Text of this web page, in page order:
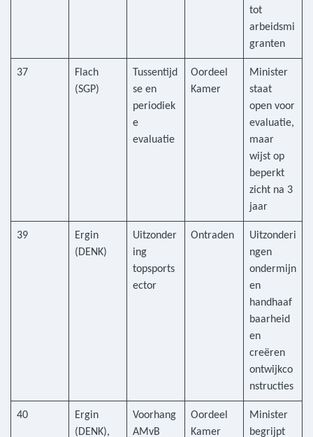
tot
arbeidsmi
granten
37
Flach
(SGP)
Tussentijd
se en
periodiek
e
evaluatie
Oordeel
Kamer
Minister
staat
open voor
evaluatie,
maar
wijst op
beperkt
zicht na 3
jaar
39
Ergin
(DENK)
Uitzonder
ing
topsports
ector
Ontraden
Uitzonderi
ngen
ondermijn
en
handhaaf
baarheid
en
creëren
ontwijkco
nstructies
40
Ergin
(DENK),
Voorhang
AMvB
Oordeel
Kamer
Minister
begrijpt